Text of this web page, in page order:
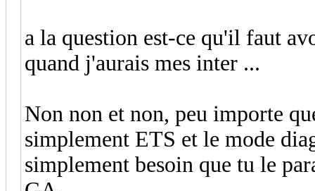
a la question est-ce qu'il faut
quand j'aurais mes inter ...
Non non et non, peu importe
simplement ETS et le mode
simplement besoin que tu le